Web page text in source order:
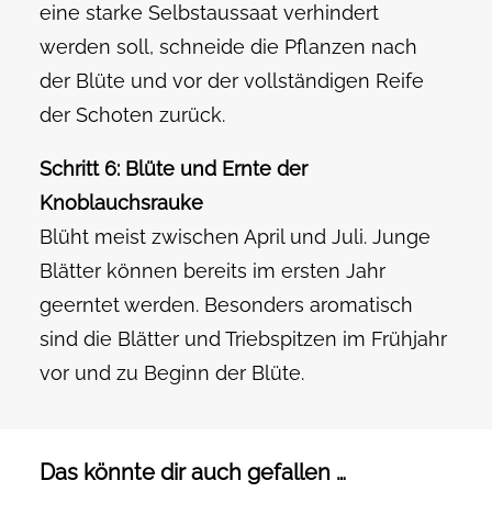
eine starke Selbstaussaat verhindert
werden soll, schneide die Pflanzen nach
der Blüte und vor der vollständigen Reife
der Schoten zurück.
Schritt 6: Blüte und Ernte der
Knoblauchsrauke
Blüht meist zwischen April und Juli. Junge
Blätter können bereits im ersten Jahr
geerntet werden. Besonders aromatisch
sind die Blätter und Triebspitzen im Frühjahr
vor und zu Beginn der Blüte.
Das könnte dir auch gefallen …